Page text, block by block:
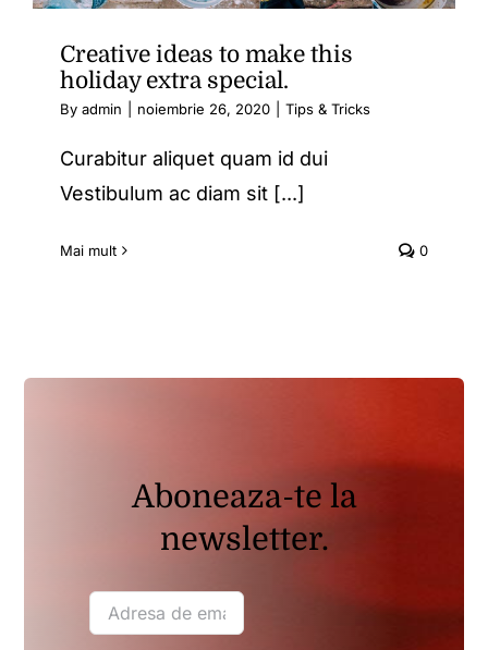
Creative ideas to make this
holiday extra special.
By admin noiembrie 26, 2020 Tips & Tricks
Curabitur aliquet quam id dui
Vestibulum ac diam sit [...]
Mai mult 0
Aboneaza-te la
newsletter.